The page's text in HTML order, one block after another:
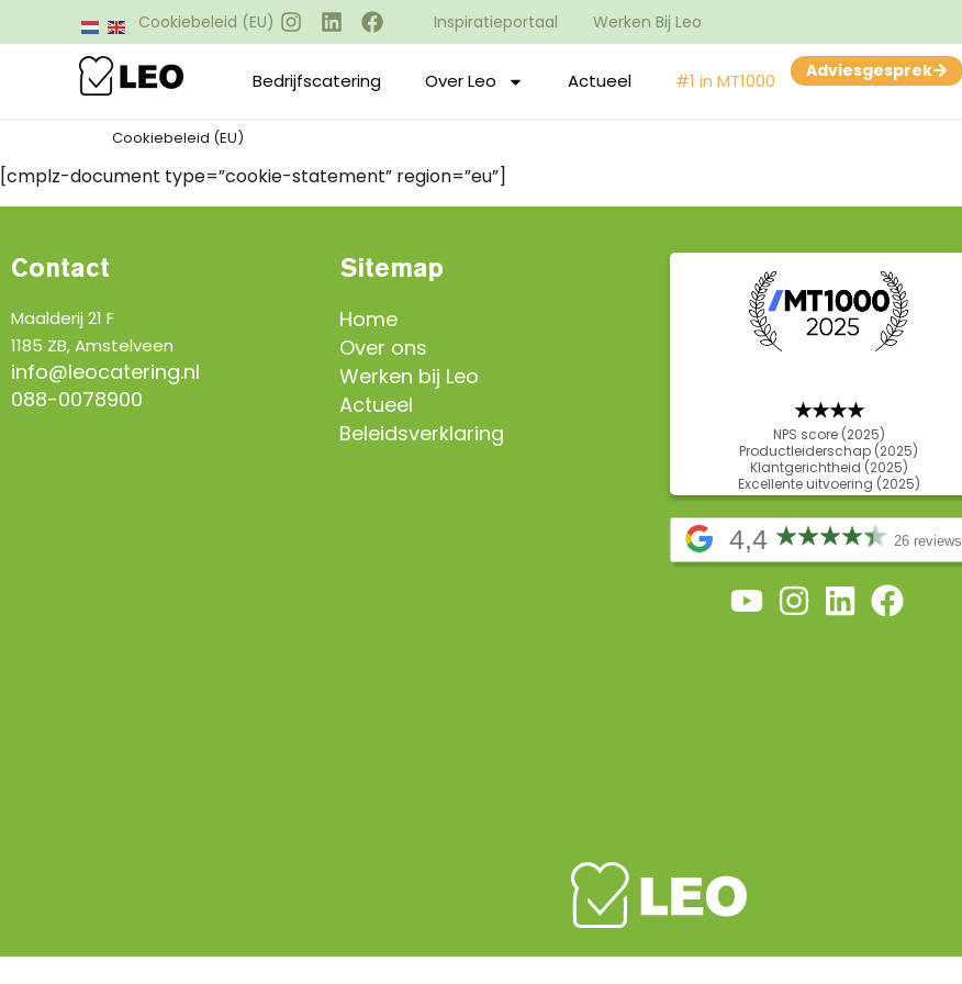
Cookiebeleid (EU) Inspiratieportaal Werken Bij Leo
Bedrijfscatering Over Leo Actueel #1 in MT1000 Adviesgesprek
Cookiebeleid (EU)
[cmplz-document type=”cookie-statement” region=”eu”]
Contact
Maalderij 21 F
1185 ZB, Amstelveen
info@leocatering.nl
088-0078900
Sitemap
Home
Over ons
Werken bij Leo
Actueel
Beleidsverklaring
★★★★
NPS score (2025)
Productleiderschap (2025)
Klantgerichtheid (2025)
Excellente uitvoering (2025)
4,4 26 reviews